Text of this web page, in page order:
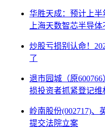
华胜天成：预计上半
上海天数智芯半导
炒股亏损别认命！
了
退市园城（原
损投资者抓紧登记维
岭南股份(002717)、
提交法院立案